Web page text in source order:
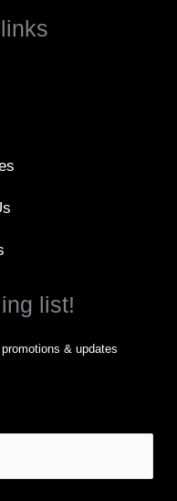
list!
& updates